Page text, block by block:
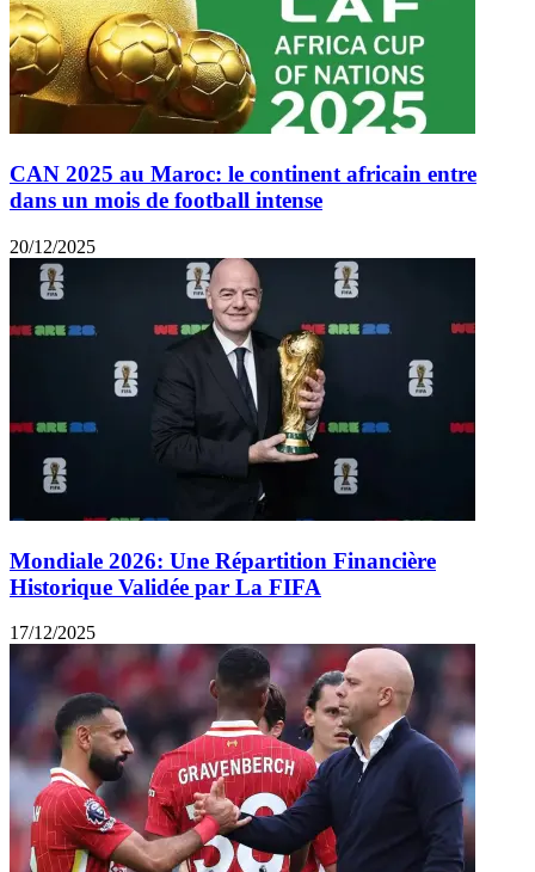
CAN 2025 au Maroc: le continent africain entre
dans un mois de football intense
20/12/2025
Mondiale 2026: Une Répartition Financière
Historique Validée par La FIFA
17/12/2025